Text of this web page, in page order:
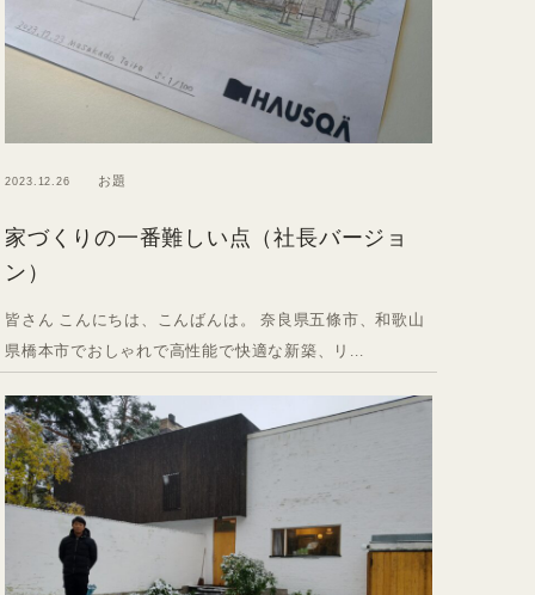
2023.12.26 お題
家づくりの一番難しい点（社長バージョ
ン）
皆さん こんにちは、こんばんは。 奈良県五條市、和歌山
県橋本市でおしゃれで高性能で快適な新築、リ...